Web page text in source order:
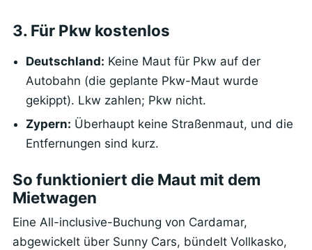
3. Für Pkw kostenlos
Deutschland: Keine Maut für Pkw auf der
Autobahn (die geplante Pkw-Maut wurde
gekippt). Lkw zahlen; Pkw nicht.
Zypern: Überhaupt keine Straßenmaut, und die
Entfernungen sind kurz.
So funktioniert die Maut mit dem
Mietwagen
Eine All-inclusive-Buchung von Cardamar,
abgewickelt über Sunny Cars, bündelt Vollkasko,